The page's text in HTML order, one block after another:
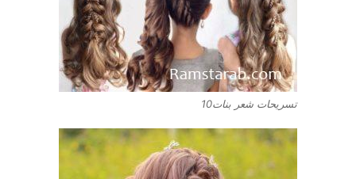
تسريحات شعر بنات10